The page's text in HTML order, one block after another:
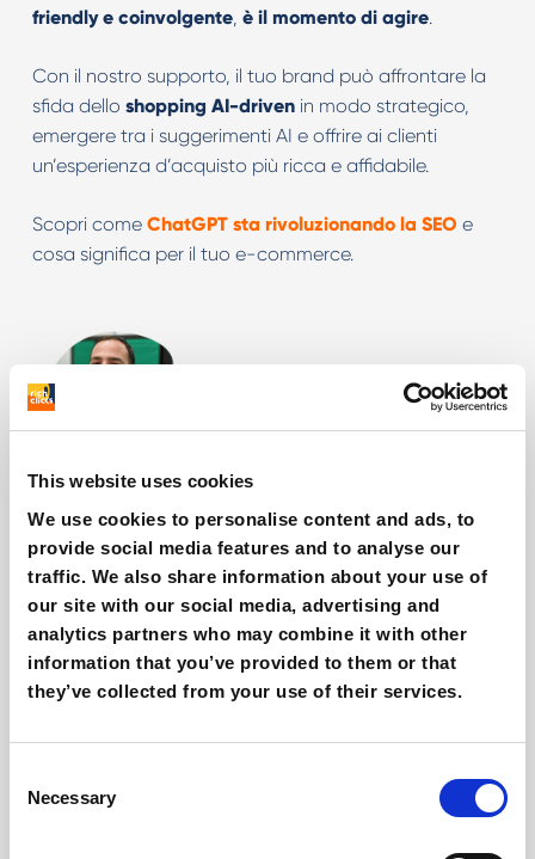
This website uses cookies
We use cookies to personalise content and ads, to
provide social media features and to analyse our
traffic. We also share information about your use of
our site with our social media, advertising and
analytics partners who may combine it with other
information that you’ve provided to them or that
they’ve collected from your use of their services.
Selection
Necessary
friendly e coinvolgente, è il momento di agire.
Con il nostro supporto, il tuo brand può affrontare la
sfida dello shopping AI-drivenin modo strategico,
emergere tra i suggerimenti AI e offrire ai clienti
un’esperienza d’acquisto più ricca e affidabile.
Scopri come ChatGPT sta rivoluzionando la SEO e
cosa significa per il tuo e-commerce.